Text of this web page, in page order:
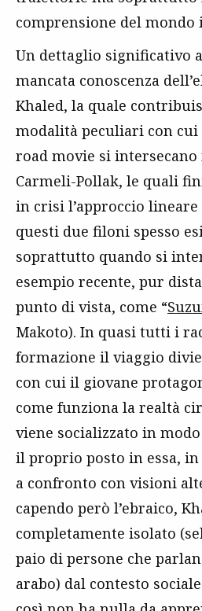
comprensione del mondo
Un dettaglio significativo
mancata conoscenza
Khaled, la quale
modalità peculiari con cui
road movie si
Carmeli-Pollak, le quali
in crisi l’approccio lineare
questi due filoni spesso
soprattutto quando si
esempio recente, pur
punto di vista, come “
Makoto). In quasi tutti i
formazione il viaggio
con cui il giovane
come funziona la realtà
viene socializzato in
il proprio posto in essa,
a confronto con visioni
capendo però l’ebraico,
completamente isolato
paio di persone che
arabo) dal contesto